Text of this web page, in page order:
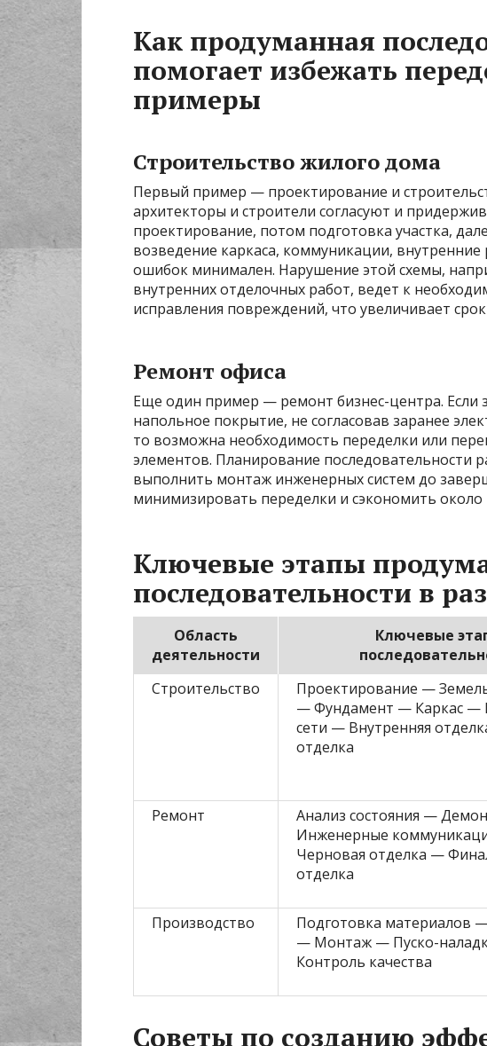
Как продуманная
помогает избежать
примеры
Строительство жилого дома
Первый пример — проектирование и
архитекторы и строители согласуют и
проектирование, потом подготовка участка,
возведение каркаса, коммуникации,
ошибок минимален. Нарушение этой схемы,
внутренних отделочных работ, ведет к
исправления повреждений, что увеличивает
Ремонт офиса
Еще один пример — ремонт бизнес-центра. Если
напольное покрытие, не согласовав заранее
то возможна необходимость переделки или
элементов. Планирование последовательности
выполнить монтаж инженерных систем до
минимизировать переделки и сэкономить около
Ключевые этапы
последовательности в
Область
деятельности
Ключевые
Строительство
Проектирование —
— Фундамент — Каркас —
сети — Внутренняя
отделка
Ремонт
Анализ состояния —
Инженерные
Черновая отделка —
отделка
Производство
Подготовка материалов
— Монтаж — Пуско-
Контроль качества
Советы по созданию